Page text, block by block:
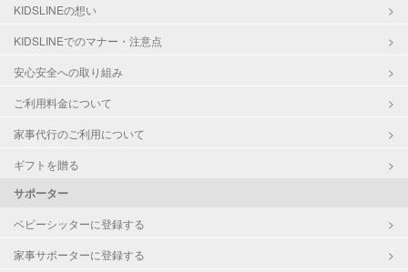
KIDSLINEの想い
KIDSLINEでのマナー・注意点
安心安全への取り組み
ご利用料金について
家事代行のご利用について
ギフトを贈る
サポーター
ベビーシッターに登録する
家事サポーターに登録する